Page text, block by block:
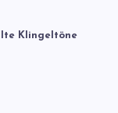
Klingeltöne